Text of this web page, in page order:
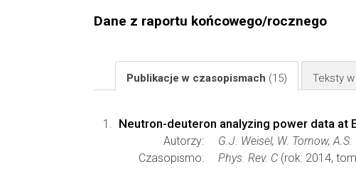
Dane z raportu końcowego/rocznego
Publikacje w czasopismach (15) Teksty
Neutron-deuteron analyzing power data at
Autorzy:
G.J. Weisel, W. Tornow,
Czasopismo:
Phys. Rev. C (rok: 2014,